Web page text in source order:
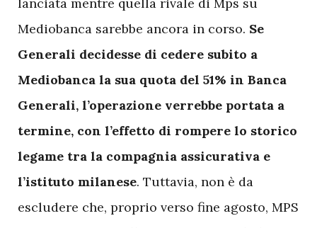
lanciata mentre quella rivale di Mps su
Mediobanca sarebbe ancora in corso. Se
Generali decidesse di cedere subito a
Mediobanca la sua quota del 51% in Banca
Generali, l’operazione verrebbe portata a
termine, con l’effetto di rompere lo storico
legame tra la compagnia assicurativa e
l’istituto milanese. Tuttavia, non è da
escludere che, proprio verso fine agosto, MPS